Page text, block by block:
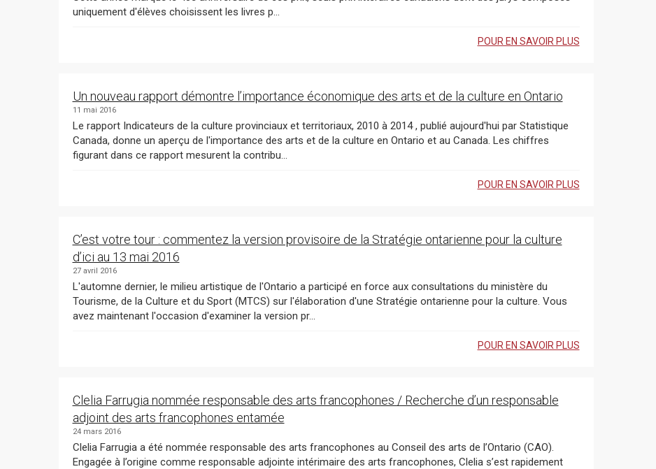
uniquement d'élèves choisissent les livres p...
POUR EN SAVOIR PLUS
Un nouveau rapport démontre l’importance économique des arts et de la culture en Ontario
11 mai 2016
Le rapport Indicateurs de la culture provinciaux et territoriaux, 2010 à 2014 , publié aujourd'hui par Statistique
Canada, donne un aperçu de l'importance des arts et de la culture en Ontario et au Canada. Les chiffres
figurant dans ce rapport mesurent la contribu...
POUR EN SAVOIR PLUS
C’est votre tour : commentez la version provisoire de la Stratégie ontarienne pour la culture
d’ici au 13 mai 2016
27 avril 2016
L'automne dernier, le milieu artistique de l'Ontario a participé en force aux consultations du ministère du
Tourisme, de la Culture et du Sport (MTCS) sur l'élaboration d'une Stratégie ontarienne pour la culture. Vous
avez maintenant l'occasion d'examiner la version pr...
POUR EN SAVOIR PLUS
Clelia Farrugia nommée responsable des arts francophones / Recherche d’un responsable
adjoint des arts francophones entamée
24 mars 2016
Clelia Farrugia a été nommée responsable des arts francophones au Conseil des arts de l’Ontario (CAO).
Engagée à l’origine comme responsable adjointe intérimaire des arts francophones, Clelia s’est rapidement